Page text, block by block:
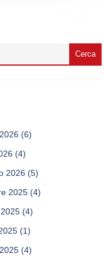
(6)
(4)
2026 (5)
2025 (4)
(4)
(1)
(4)